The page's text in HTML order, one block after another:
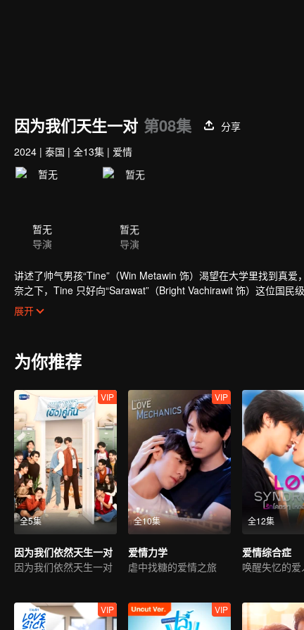
因为我们天生一对 第08集
分享
2024 | 泰国 | 全13集 | 爱情
暂无
导演
暂无
导演
讲述了帅气男孩“Tine”（Win Metawin 饰）渴望在大学里找到真
奈之下，Tine 只好向“Sarawat”（Bright Vachirawit 饰）这位国民
Sarawat 走到一起？敬请期待《因为我们天生一对》。
展开
为你推荐
全5集
VIP
因为我们依然天生一对
因为我们依然天生一对
全10集
VIP
爱情力学
虐中找糖的爱情之旅
全12集
爱情综合症
唤醒失忆的爱
VIP VIP